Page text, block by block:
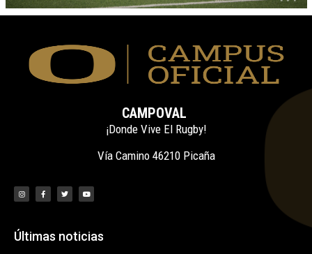
CAMPOVAL
¡Donde Vive El Rugby!
Vía Camino 46210 Picaña
Últimas noticias